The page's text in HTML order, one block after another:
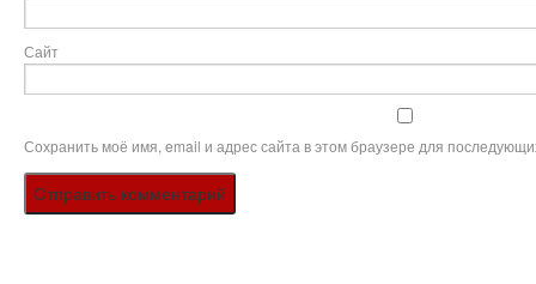
Сайт
Сохранить моё имя, email и адрес сайта в этом браузере для